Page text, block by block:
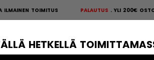
HETKELLÄ
PALAUTUS YLI 200€ OSTOKSESTA
MAALIVAHTI VAATTEET